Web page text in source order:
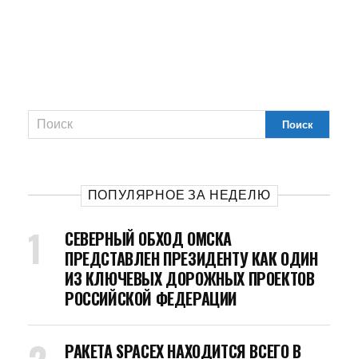
ПОПУЛЯРНОЕ ЗА НЕДЕЛЮ
СЕВЕРНЫЙ ОБХОД ОМСКА
ПРЕДСТАВЛЕН ПРЕЗИДЕНТУ КАК ОДИН
ИЗ КЛЮЧЕВЫХ ДОРОЖНЫХ ПРОЕКТОВ
РОССИЙСКОЙ ФЕДЕРАЦИИ
РАКЕТА SPACEX НАХОДИТСЯ ВСЕГО В